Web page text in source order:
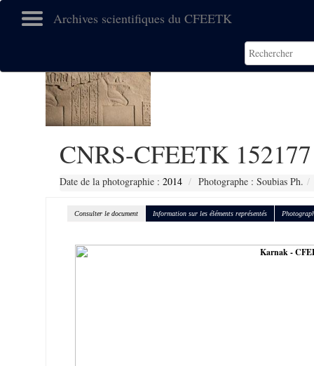
Archives scientifiques du CFEETK
CNRS-CFEETK 152177
Date de la photographie : 2014 Photographe : Soubias Ph.
Consulter le document Information sur les éléments représentés